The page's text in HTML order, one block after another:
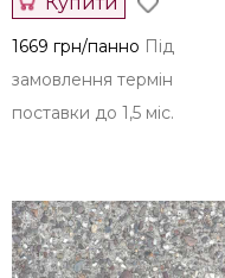
1669 грн/панно Під
замовлення термін
поставки до 1,5 міс.